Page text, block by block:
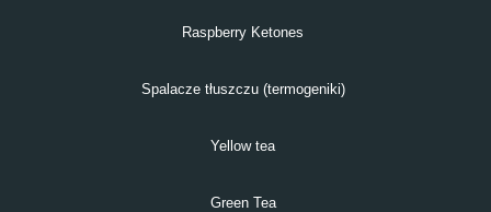
Raspberry Ketones
Spalacze tłuszczu (termogeniki)
Yellow tea
Green Tea